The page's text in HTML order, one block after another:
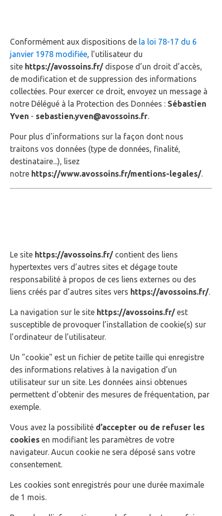
Conformément aux dispositions de la loi 78-17 du 6
janvier 1978 modifiée, l’utilisateur du
site https://avossoins.fr/dispose d’un droit d’accès,
de modification et de suppression des informations
collectées. Pour exercer ce droit, envoyez un message à
notre Délégué à la Protection des Données : Sébastien
Yven - sebastien.yven@avossoins.fr.
Pour plus d'informations sur la façon dont nous
traitons vos données (type de données, finalité,
destinataire...), lisez
notre https://www.avossoins.fr/mentions-legales/.
Le site https://avossoins.fr/contient des liens
hypertextes vers d’autres sites et dégage toute
responsabilité à propos de ces liens externes ou des
liens créés par d’autres sites vers https://avossoins.fr/.
La navigation sur le site https://avossoins.fr/est
susceptible de provoquer l’installation de cookie(s) sur
l’ordinateur de l’utilisateur.
Un "cookie" est un fichier de petite taille qui enregistre
des informations relatives à la navigation d’un
utilisateur sur un site. Les données ainsi obtenues
permettent d'obtenir des mesures de fréquentation, par
exemple.
Vous avez la possibilité d’accepter ou de refuser les
cookies en modifiant les paramètres de votre
navigateur. Aucun cookie ne sera déposé sans votre
consentement.
Les cookies sont enregistrés pour une durée maximale
de 1 mois.